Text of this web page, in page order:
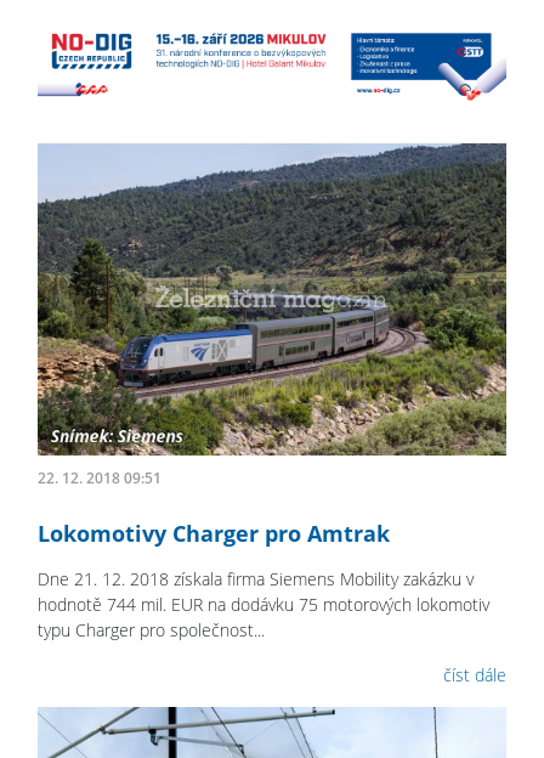
22. 12. 2018 09:51
Lokomotivy Charger pro Amtrak
Dne 21. 12. 2018 získala firma Siemens Mobility zakázku v
hodnotě 744 mil. EUR na dodávku 75 motorových lokomotiv
typu Charger pro společnost...
číst dále